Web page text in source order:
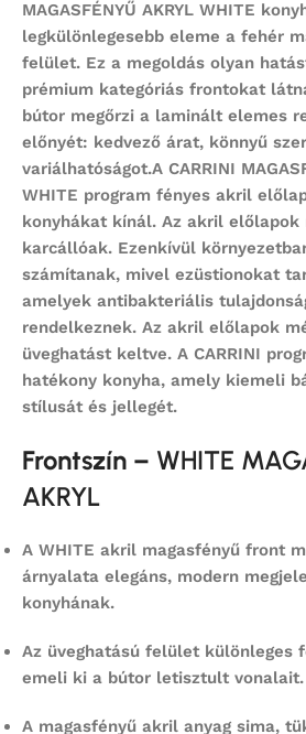
MAGASFÉNYŰ AKRYL WHITE
legkülönlegesebb eleme a fehér
felület. Ez a megoldás olyan
prémium kategóriás frontokat
bútor megőrzi a laminált elemes
előnyét: kedvező árat, könnyű
variálhatóságot.A CARRINI
WHITE program fényes akril
konyhákat kínál. Az akril előlapok
karcállóak. Ezenkívül
számítanak, mivel ezüstionokat
amelyek antibakteriális
rendelkeznek. Az akril előlapok
üveghatást keltve. A CARRINI
hatékony konyha, amely kiemeli
stílusát és jellegét.
Frontszín – WHITE
AKRYL
A WHITE akril magasfényű front
árnyalata elegáns, modern
konyhának.
Az üveghatású felület különleges
emeli ki a bútor letisztult vonalait.
A magasfényű akril anyag sima,